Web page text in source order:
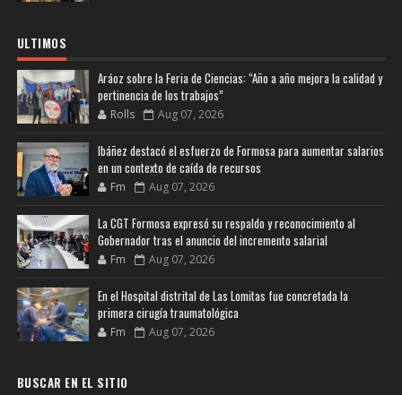
ULTIMOS
Aráoz sobre la Feria de Ciencias: “Año a año mejora la calidad y
pertinencia de los trabajos”
Rolls Aug 07, 2026
Ibáñez destacó el esfuerzo de Formosa para aumentar salarios
en un contexto de caída de recursos
Fm Aug 07, 2026
La CGT Formosa expresó su respaldo y reconocimiento al
Gobernador tras el anuncio del incremento salarial
Fm Aug 07, 2026
En el Hospital distrital de Las Lomitas fue concretada la
primera cirugía traumatológica
Fm Aug 07, 2026
BUSCAR EN EL SITIO